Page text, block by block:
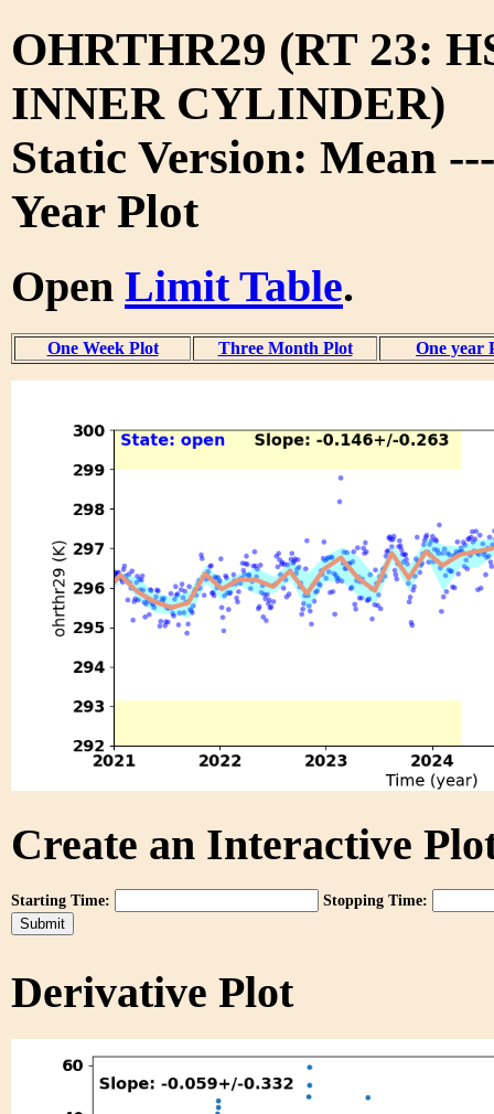
OHRTHR29 (RT 23:
INNER CYLINDER)
Static Version: Mean
Year Plot
Open Limit Table.
One Week Plot Three Month Plot One year
Create an Interactive
Starting Time: Stopping Time:
Derivative Plot